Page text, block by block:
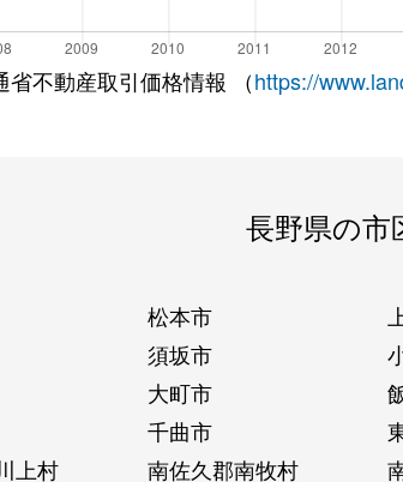
省不動産取引価格情報 （https://
長野県の市
松本市
須坂市
大町市
千曲市
上村
南佐久郡南牧村